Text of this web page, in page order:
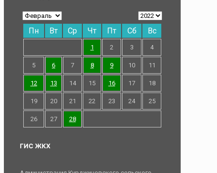
Пн Вт Ср Чт Пт Сб Вс
1 2 3 4
5 6 7 8 9 10 11
12 13 14 15 16 17 18
19 20 21 22 23 24 25
26 27 28
ГИС ЖКХ